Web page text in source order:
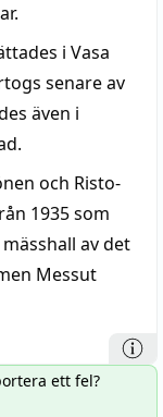
i Vasa
senare av
även i
och Risto-
1935 som
av det
Messut
ett fel?